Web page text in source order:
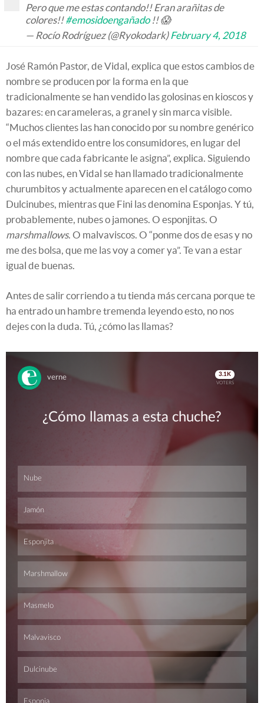
Pero que me estas contando!! Eran arañitas de
colores!!#emosidoengañado!! 😱
— Rocío Rodríguez (@Ryokodark)February 4, 2018
José Ramón Pastor, de Vidal, explica que estos cambios de
nombre se producen por la forma en la que
tradicionalmente se han vendido las golosinas en kioscos y
bazares: en carameleras, a granel y sin marca visible.
“Muchos clientes las han conocido por su nombre genérico
o el más extendido entre los consumidores, en lugar del
nombre que cada fabricante le asigna”, explica. Siguiendo
con las nubes, en Vidal se han llamado tradicionalmente
churumbitos y actualmente aparecen en el catálogo como
Dulcinubes, mientras que Fini las denomina Esponjas. Y tú,
probablemente, nubes o jamones. O esponjitas. O
marshmallows. O malvaviscos. O “ponme dos de esas y no
me des bolsa, que me las voy a comer ya”. Te van a estar
igual de buenas.
Antes de salir corriendo a tu tienda más cercana porque te
ha entrado un hambre tremenda leyendo esto, no nos
dejes con la duda. Tú, ¿cómo las llamas?